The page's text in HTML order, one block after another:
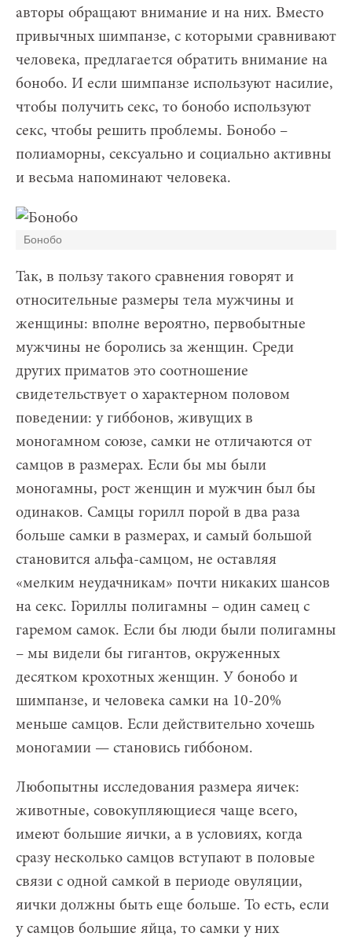
авторы обращают внимание и на них. Вместо
привычных шимпанзе, с которыми сравнивают
человека, предлагается обратить внимание на
бонобо. И если шимпанзе используют насилие,
чтобы получить секс, то бонобо используют
секс, чтобы решить проблемы. Бонобо –
полиаморны, сексуально и социально активны
и весьма напоминают человека.
Бонобо
Так, в пользу такого сравнения говорят и
относительные размеры тела мужчины и
женщины: вполне вероятно, первобытные
мужчины не боролись за женщин. Среди
других приматов это соотношение
свидетельствует о характерном половом
поведении: у гиббонов, живущих в
моногамном союзе, самки не отличаются от
самцов в размерах. Если бы мы были
моногамны, рост женщин и мужчин был бы
одинаков. Самцы горилл порой в два раза
больше самки в размерах, и самый большой
становится альфа-самцом, не оставляя
«мелким неудачникам» почти никаких шансов
на секс. Гориллы полигамны – один самец с
гаремом самок. Если бы люди были полигамны
– мы видели бы гигантов, окруженных
десятком крохотных женщин. У бонобо и
шимпанзе, и человека самки на 10-20%
меньше самцов. Если действительно хочешь
моногамии — становись гиббоном.
Любопытны исследования размера яичек:
животные, совокупляющиеся чаще всего,
имеют большие яички, а в условиях, когда
сразу несколько самцов вступают в половые
связи с одной самкой в периоде овуляции,
яички должны быть еще больше. То есть, если
у самцов большие яйца, то самки у них